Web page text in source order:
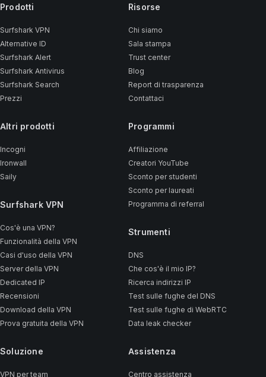
Prodotti
Surfshark VPN
Alternative ID
Surfshark Alert
Surfshark Antivirus
Surfshark Search
Prezzi
Altri prodotti
Incogni
Ironwall
Saily
Surfshark VPN
Cos'è una VPN?
Funzionalità della VPN
Casi d'uso della VPN
Server della VPN
Dedicated IP
Recensioni
Download della VPN
Prova gratuita della VPN
Soluzione
VPN per team
Risorse
Chi siamo
Sala stampa
Trust center
Blog
Report di trasparenza
Contattaci
Programmi
Affiliazione
Creatori YouTube
Sconto per studenti
Sconto per laureati
Programma di referral
Strumenti
DNS
Che cos'è il mio IP?
Ricerca indirizzi IP
Test sulle fughe del DNS
Test sulle fughe di WebRTC
Data leak checker
Assistenza
Centro assistenza